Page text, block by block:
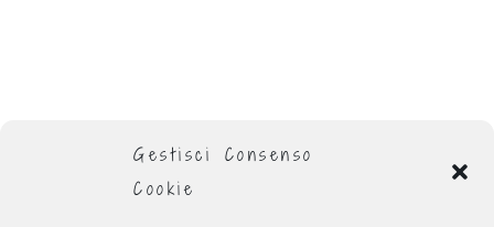
Gestisci Consenso
Cookie